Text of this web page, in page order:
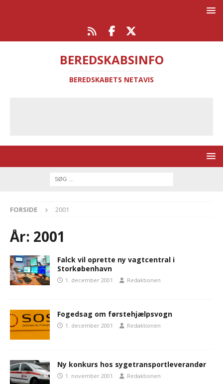
BEREDSKABSINFO
BEREDSKABETS NETAVIS
FORSIDE 2001
År: 2001
Falck vil oprette ny vagtcentral i
Storkøbenhavn
1. december 2001 Redaktionen
Fogedsag om førstehjælpsvogn
1. december 2001 Redaktionen
Ny konkurs hos sygetransportleverandør
1. november 2001 Redaktionen